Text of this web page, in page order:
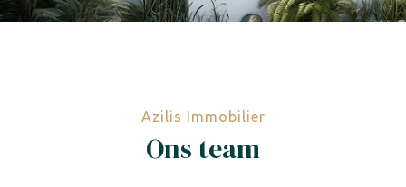
Azilis Immobilier
Ons team